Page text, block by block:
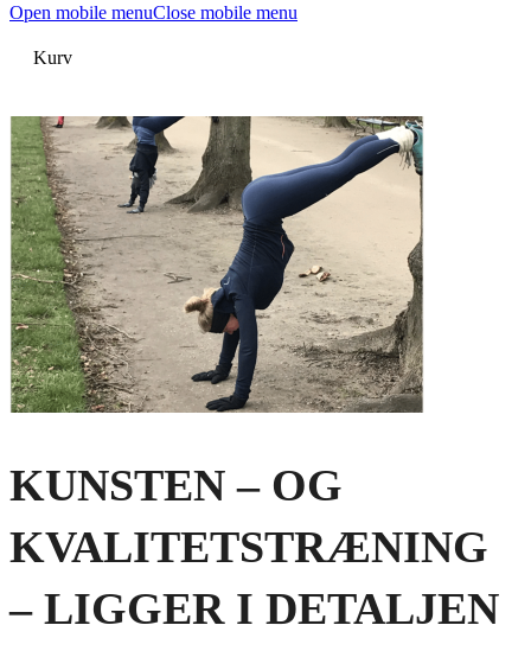
Open mobile menuClose mobile menu
Kurv
KUNSTEN – OG
KVALITETSTRÆNING
– LIGGER I DETALJEN